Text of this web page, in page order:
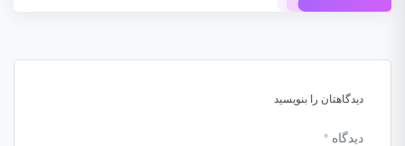
دیدگاهتان را بنویسید
دیدگاه *